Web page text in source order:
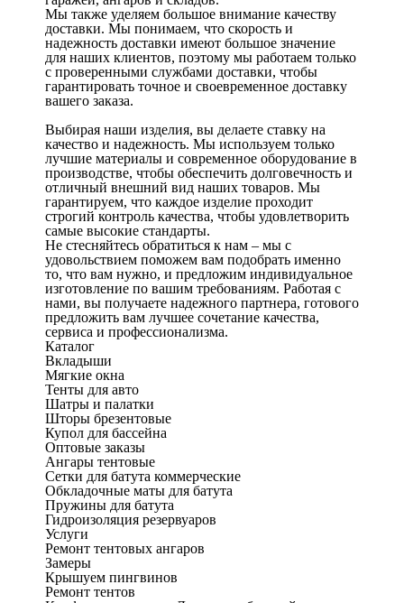
Мы также уделяем большое внимание качеству
доставки. Мы понимаем, что скорость и
надежность доставки имеют большое значение
для наших клиентов, поэтому мы работаем только
с проверенными службами доставки, чтобы
гарантировать точное и своевременное доставку
вашего заказа.
Выбирая наши изделия, вы делаете ставку на
качество и надежность. Мы используем только
лучшие материалы и современное оборудование в
производстве, чтобы обеспечить долговечность и
отличный внешний вид наших товаров. Мы
гарантируем, что каждое изделие проходит
строгий контроль качества, чтобы удовлетворить
самые высокие стандарты.
Не стесняйтесь обратиться к нам – мы с
удовольствием поможем вам подобрать именно
то, что вам нужно, и предложим индивидуальное
изготовление по вашим требованиям. Работая с
нами, вы получаете надежного партнера, готового
предложить вам лучшее сочетание качества,
сервиса и профессионализма.
Каталог
Вкладыши
Мягкие окна
Тенты для авто
Шатры и палатки
Шторы брезентовые
Купол для бассейна
Оптовые заказы
Ангары тентовые
Сетки для батута коммерческие
Обкладочные маты для батута
Пружины для батута
Гидроизоляция резервуаров
Услуги
Ремонт тентовых ангаров
Замеры
Крышуем пингвинов
Ремонт тентов